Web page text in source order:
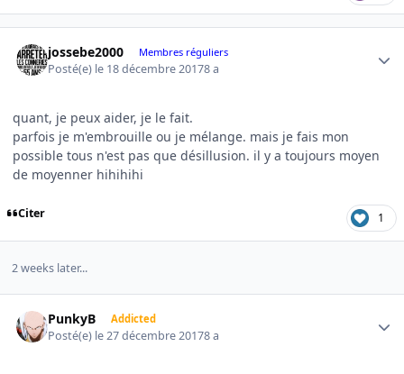
jossebe2000 Membres réguliers
Posté(e) le 18 décembre 20178 a
quant, je peux aider, je le fait.
parfois je m'embrouille ou je mélange. mais je fais mon
possible tous n'est pas que désillusion. il y a toujours moyen
de moyenner hihihihi
Citer 1
2 weeks later...
PunkyB Addicted
Posté(e) le 27 décembre 20178 a